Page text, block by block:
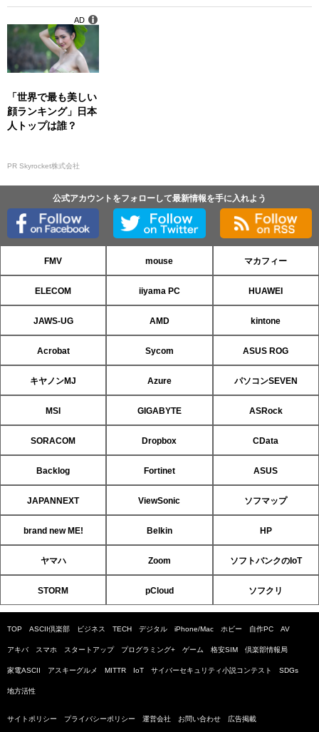
「世界で最も美しい
顔ランキング」日本
人トップは誰？
PR Skyrocket株式会社
AD
公式アカウントをフォローして最新情報を手に入れよう
FMV mouse マカフィー
ELECOM iiyama PC HUAWEI
JAWS-UG AMD kintone
Acrobat Sycom ASUS ROG
キヤノンMJ Azure パソコンSEVEN
MSI GIGABYTE ASRock
SORACOM Dropbox CData
Backlog Fortinet ASUS
JAPANNEXT ViewSonic ソフマップ
brand new ME! Belkin HP
ヤマハ Zoom ソフトバンクのIoT
STORM pCloud ソフクリ
TOP ASCII倶楽部 ビジネス TECH デジタル iPhone/Mac ホビー 自作PC AV
アキバ スマホ スタートアップ プログラミング+ ゲーム 格安SIM 倶楽部情報局
家電ASCII アスキーグルメ MITTR IoT サイバーセキュリティ小説コンテスト SDGs
地方活性
サイトポリシー プライバシーポリシー 運営会社 お問い合わせ 広告掲載